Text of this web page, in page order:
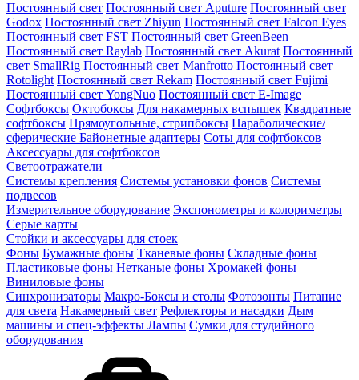
Постоянный свет Постоянный свет Aputure Постоянный свет
Godox Постоянный свет Zhiyun Постоянный свет Falcon Eyes
Постоянный свет FST Постоянный свет GreenBeen
Постоянный свет Raylab Постоянный свет Akurat Постоянный
свет SmallRig Постоянный свет Manfrotto Постоянный свет
Rotolight Постоянный свет Rekam Постоянный свет Fujimi
Постоянный свет YongNuo Постоянный свет E-Image
Софтбоксы Октобоксы Для накамерных вспышек Квадратные
софтбоксы Прямоугольные, стрипбоксы Параболические/
сферические Байонетныe адаптеры Соты для софтбоксов
Аксессуары для софтбоксов
Светоотражатели
Системы крепления Системы установки фонов Системы
подвесов
Измерительное оборудование Экспонометры и колориметры
Серые карты
Стойки и аксессуары для стоек
Фоны Бумажные фоны Тканевые фоны Складные фоны
Пластиковые фоны Нетканые фоны Хромакей фоны
Виниловые фоны
Синхронизаторы Макро-Боксы и столы Фотозонты Питание
для света Накамерный свет Рефлекторы и насадки Дым
машины и спец-эффекты Лампы Сумки для студийного
оборудования